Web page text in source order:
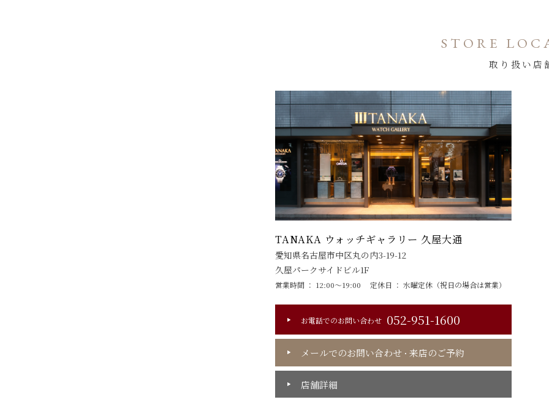
STORE
取り扱い店
TANAKA ウォッチギャラリー 久屋大通
愛知県名古屋市中区丸の内3-19-12
久屋パークサイドビル1F
営業時間 ： 12:00～19:00 定休日 ： 水曜定休（祝日の場合は営業）
お電話でのお問い合わせ 052-951-1600
メールでのお問い合わせ ・来店のご予約
店舗詳細